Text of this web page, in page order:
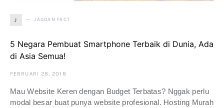
J JAGOAN FACT
5 Negara Pembuat Smartphone Terbaik di Dunia, Ada
di Asia Semua!
FEBRUARI 28, 2018
Mau Website Keren dengan Budget Terbatas? Nggak perlu
modal besar buat punya website profesional. Hosting Murah